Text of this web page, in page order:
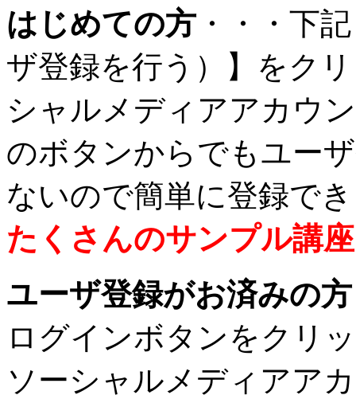
はじめての方 ・・・下
ザ登録を行う）】をク
シャルメディアアカウ
のボタンからでもユー
ないので簡単に登録で
たくさんのサンプル講
ユーザ登録がお済みの方
ログインボタンをクリ
ソーシャルメディアア